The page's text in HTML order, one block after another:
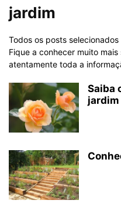
jardim
Todos os posts
Fique a conhecer muito
atentamente toda a
Saiba
jardim